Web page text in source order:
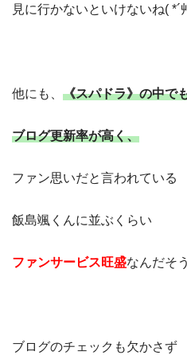
見に行かないといけないね( *´
他にも、 《スパドラ》の中で
ブログ更新率が高く、
ファン思いだと言われている
飯島颯くんに並ぶくらい
ファンサービス旺盛なんだそ
ブログのチェックも欠かさず